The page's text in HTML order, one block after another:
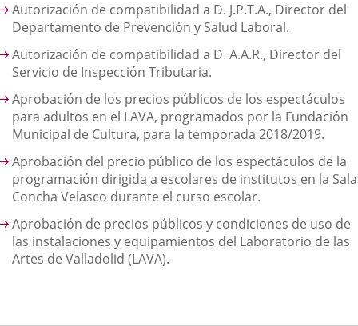
Autorización de compatibilidad a D. J.P.T.A., Director del
Departamento de Prevención y Salud Laboral.
Autorización de compatibilidad a D. A.A.R., Director del
Servicio de Inspección Tributaria.
Aprobación de los precios públicos de los espectáculos
para adultos en el LAVA, programados por la Fundación
Municipal de Cultura, para la temporada 2018/2019.
Aprobación del precio público de los espectáculos de la
programación dirigida a escolares de institutos en la Sala
Concha Velasco durante el curso escolar.
Aprobación de precios públicos y condiciones de uso de
las instalaciones y equipamientos del Laboratorio de las
Artes de Valladolid (LAVA).